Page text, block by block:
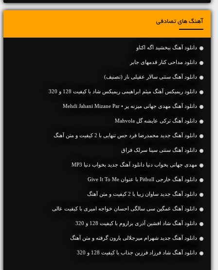
آهنگ های تصادفی
دانلود آهنگ ببخشید اگه اکتاو
دانلود مداحی کنار قدمهای جابر
دانلود آهنگ سنتی سالار عقیلی ناز (تصنیف)
دانلود ریمیکس آهنگ میثم ابراهیمی ریمیکس شاد با کیفیت 128 و 320
دانلود آهنگ مهدی جهانی میزنه پر • Mehdi Jahani Mizane Par
دانلود آهنگ ترکی عایشه گل Mahvola
دانلود آهنگ جديد محمدرضا فرد حس تنهایی با 2 کیفیت و متن آهنگ
دانلود آهنگ سنتی سینا سرلک فراق
مهدی جهانی بخواب دنیا دانلود آهنگ جدید بخواب دنیا MP3
دانلود آهنگ خارجی Pitbull با عنوان Give It To Me
دانلود آهنگ جديد ساوان زیبا با 2 کیفیت و متن آهنگ
دانلود آهنگ غمگین سی سالگی احسان خواجه امیری با کیفیت عالی
دانلود آهنگ شاد افشین آذری براروم با کیفیت 128 و 320
دانلود آهنگ جديد شهرام میرجلالی بارون گرفته و متن آهنگ
دانلود آهنگ شاد فرزاد فرزین جذاب با کیفیت 128 و 320